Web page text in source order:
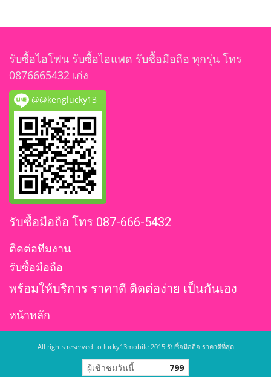
รับซื้อไอโฟน รับซื้อไอแพด รับซื้อมือถือ ทุกรุ่น โทร
0876665432 เก่ง
@@kenglucky13
รับซื้อมือถือ โทร 087-666-5432
ติดต่อทีมงาน
รับซื้อมือถือ
พร้อมให้บริการ ราคาดี ติดต่อง่าย เป็นกันเอง
หน้าหลัก
All rights reserved to lucky13mobile 2015 รับซื้อมือถือ ราคาดีที่สุด
ผู้เข้าชมวันนี้ 799